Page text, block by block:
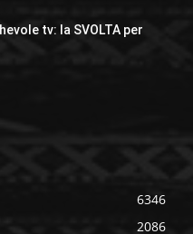
tv: la SVOLTA per
6346
2086